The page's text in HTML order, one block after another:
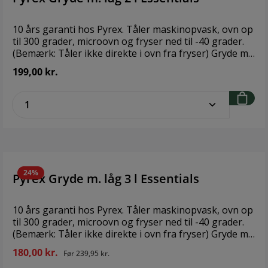
10 års garanti hos Pyrex. Tåler maskinopvask, ovn op
til 300 grader, microovn og fryser ned til -40 grader.
(Bemærk: Tåler ikke direkte i ovn fra fryser) Gryde m.
låg 2 l total volume Design: Pyrex Størrelse: 2 l
Materiale: Glas
199,00 kr.
24% Pyrex Gryde m. låg 3 l Essentials
10 års garanti hos Pyrex. Tåler maskinopvask, ovn op
til 300 grader, microovn og fryser ned til -40 grader.
(Bemærk: Tåler ikke direkte i ovn fra fryser) Gryde m.
låg 3 l total volume Design: Pyrex Størrelse: 3 l
Materiale: Glas
180,00 kr. Før239,95 kr.